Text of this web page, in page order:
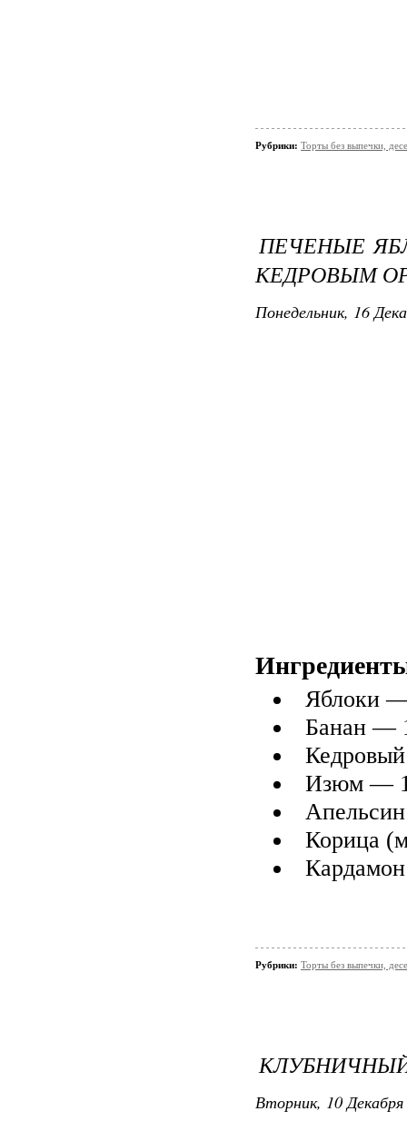
Рубрики: Торты без выпечки,
​ПЕЧЕНЫЕ
КЕДРОВЫМ
Понедельник, 16
Яблоки
Банан —
Изюм — 1
Корица
Рубрики: Торты без выпечки,
Вторник, 10